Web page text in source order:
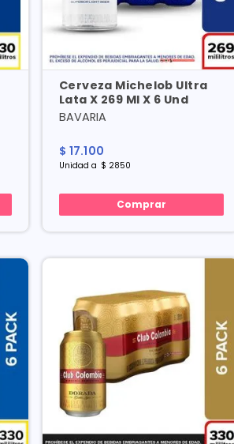
Cerveza Michelob Ultra
Lata X 269 Ml X 6 Und
BAVARIA
$ 17.100
Unidad a $ 2850
Comprar